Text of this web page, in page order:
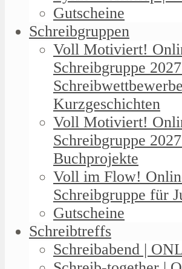
Gutscheine
Schreibgruppen
Voll Motiviert!
Schreibgruppe
Kurzgeschichten
Voll Motiviert!
Schreibgruppe
Buchprojekte
Voll im Flow!
Schreibgruppe für
Gutscheine
Schreibtreffs
Schreibabend |